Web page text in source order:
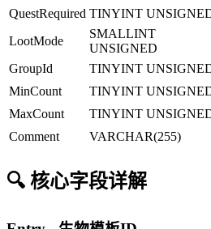
QuestRequired TINYINT
LootMode
SMALLINT
UNSIGNED
GroupId
TINYINT
MinCount
TINYINT
MaxCount
TINYINT
Comment
VARCHAR(255)
🔍 核心字段详解